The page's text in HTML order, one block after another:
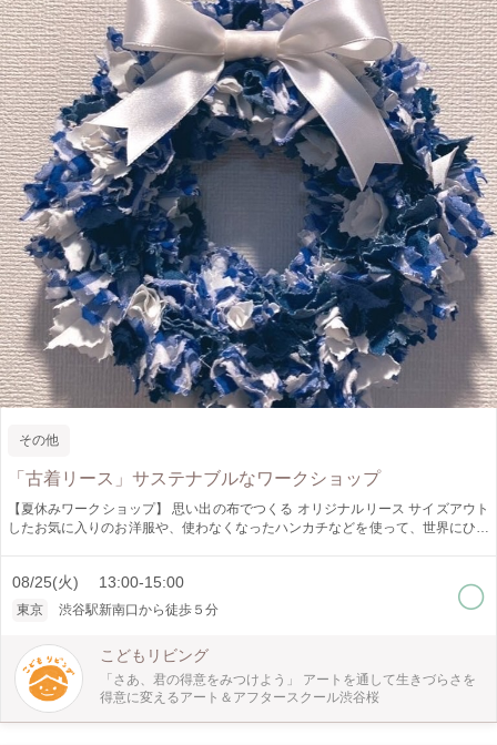
その他
「古着リース」サステナブルなワークショップ
【夏休みワークショップ】 思い出の布でつくる オリジナルリース サイズアウト
したお気に入りのお洋服や、使わなくなったハンカチなどを使って、世界にひと
れど大切にしていた服」が、思い出を残せる素敵な作品に生まれ変わる、サステ
ナブルなアートワークショップです。 ものを大切にする気持ちや、リユース・
す。 ぜひこの夏、世界にひとつだけの思い出のリースを作ってみませんか？
08/25(火) 13:00-15:00
東京 渋谷駅新南口から徒歩５分
こどもリビング
「さあ、君の得意をみつけよう」 アートを通して生きづらさを
得意に変えるアート＆アフタースクール渋谷桜